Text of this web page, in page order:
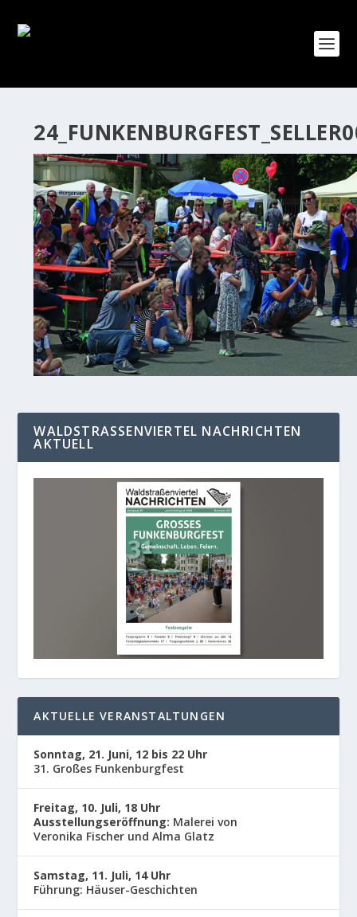
WALDSTRASSENVIERTEL NACHRICHTEN A
KTUELL
AKTUELLE VERANSTALTUNGEN
Sonntag, 21. Juni, 12 bis 22 Uhr
31. Großes Funkenburgfest
Freitag, 10. Juli, 18 Uhr
Ausstellungseröffnung: Malerei von
Veronika Fischer und Alma Glatz
Samstag, 11. Juli, 14 Uhr
Führung: Häuser-Geschichten